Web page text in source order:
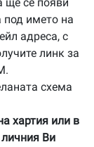
под името на
адреса, с
линк за
схема
хартия или в
личния Ви